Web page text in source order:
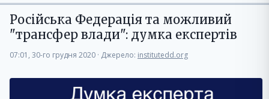
Російська Федерація та можливий
"трансфер влади": думка експертів
07:01, 30-го грудня 2020 · Джерело: institutedd.org